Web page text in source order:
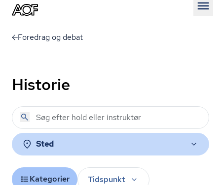
Foredrag og debat
Historie
Sted
Kategorier Tidspunkt